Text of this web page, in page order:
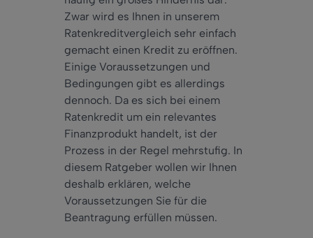
Zwar wird es Ihnen in unserem
Ratenkreditvergleich sehr einfach
gemacht einen Kredit zu eröffnen.
Einige Voraussetzungen und
Bedingungen gibt es allerdings
dennoch. Da es sich bei einem
Ratenkredit um ein relevantes
Finanzprodukt handelt, ist der
Prozess in der Regel mehrstufig. In
diesem Ratgeber wollen wir Ihnen
deshalb erklären, welche
Voraussetzungen Sie für die
Beantragung erfüllen müssen.